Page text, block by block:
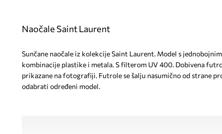
Naočale Saint Laurent
Sunčane naočale iz kolekcije Saint Laurent. Model s
kombinacije plastike i metala. S filterom UV 400. Dobivena
prikazane na fotografiji. Futrole se šalju nasumično od strane
odabrati određeni model.